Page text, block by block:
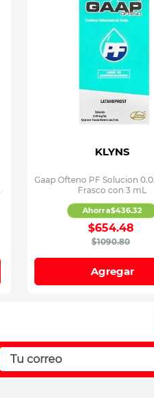
KLYNS
Gaap Ofteno PF Solucion
Frasco con 3 mL
$1090.80
$654.48
Ahorra$436.32
Agregar